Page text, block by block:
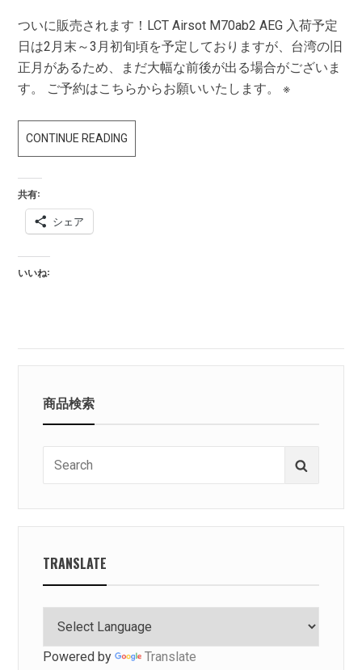
ついに販売されます！LCT Airsot M70ab2 AEG 入荷予定
日は2月末～3月初旬頃を予定しておりますが、台湾の旧
正月があるため、まだ大幅な前後が出る場合がございま
す。 ご予約はこちらからお願いいたします。 ※
CONTINUE READING
M70
共有:
シェア
いいね:
商品検索
TRANSLATE
Powered by Translate